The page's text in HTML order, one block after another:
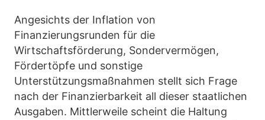
Angesichts der Inflation von
Finanzierungsrunden für die
Wirtschaftsförderung, Sondervermögen,
Fördertöpfe und sonstige
Unterstützungsmaßnahmen stellt sich Frage
nach der Finanzierbarkeit all dieser staatlichen
Ausgaben. Mittlerweile scheint die Haltung